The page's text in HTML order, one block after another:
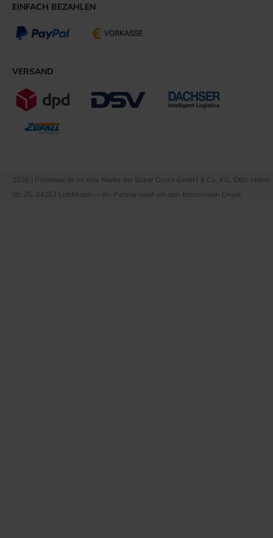
EINFACH BEZAHLEN
VERSAND
2026 | Printnow.de ist eine Marke der Silber Druck GmbH & Co. KG, Otto-Hahn-
Str.25, 34253 Lohfelden — Ihr Partner rund um den Broschüren Druck